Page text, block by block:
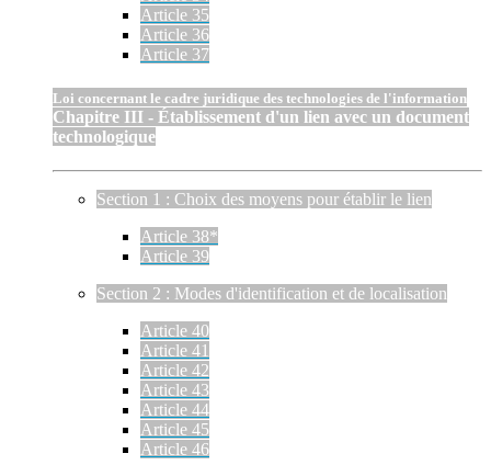
Article 35
Article 36
Article 37
Loi concernant le cadre juridique des technologies de l'information
Chapitre III - Établissement d'un lien avec un document
technologique
Section 1 : Choix des moyens pour établir le lien
Article 38*
Article 39
Section 2 : Modes d'identification et de localisation
Article 40
Article 41
Article 42
Article 43
Article 44
Article 45
Article 46